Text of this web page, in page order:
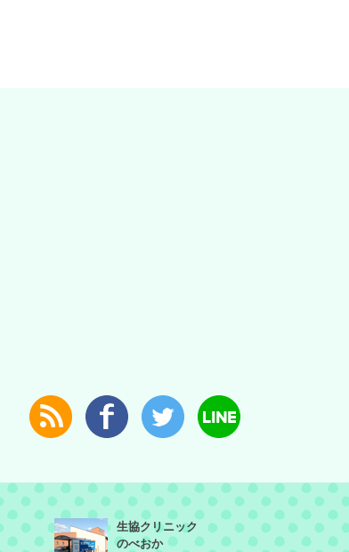
生協クリニック
のべおか